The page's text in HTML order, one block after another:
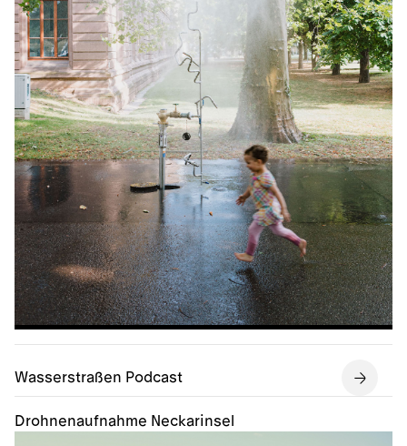
Wasserstraßen Podcast
Drohnenaufnahme Neckarinsel